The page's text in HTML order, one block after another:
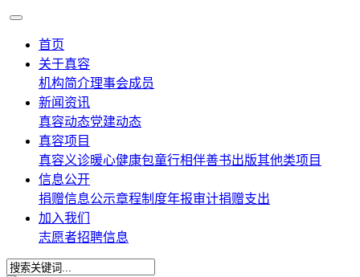
首页
关于真容
机构简介理事会成员
新闻资讯
真容动态党建动态
真容项目
真容义诊暖心健康包童行相伴善书出版其他类项目
信息公开
捐赠信息公示章程制度年报审计捐赠支出
加入我们
志愿者招聘信息